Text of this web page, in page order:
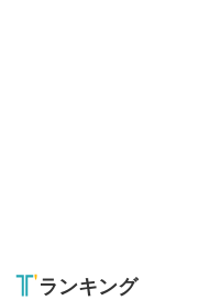
ランキング